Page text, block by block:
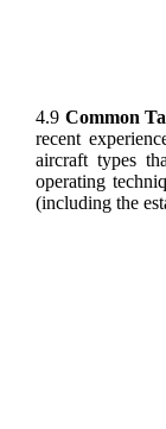
4.9 Common
recent
aircraft types
operating
(including the